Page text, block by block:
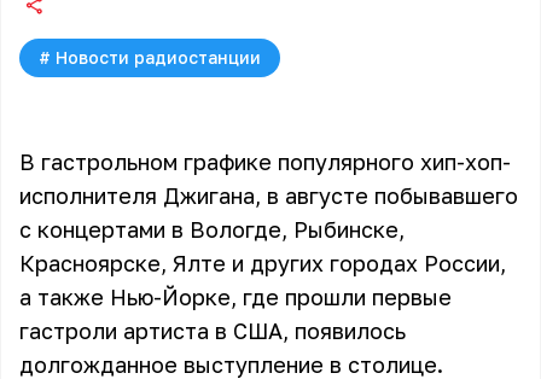
# Новости радиостанции
В гастрольном графике популярного хип-хоп-
исполнителя Джигана, в августе побывавшего
с концертами в Вологде, Рыбинске,
Красноярске, Ялте и других городах России,
а также Нью-Йорке, где прошли первые
гастроли артиста в США, появилось
долгожданное выступление в столице.